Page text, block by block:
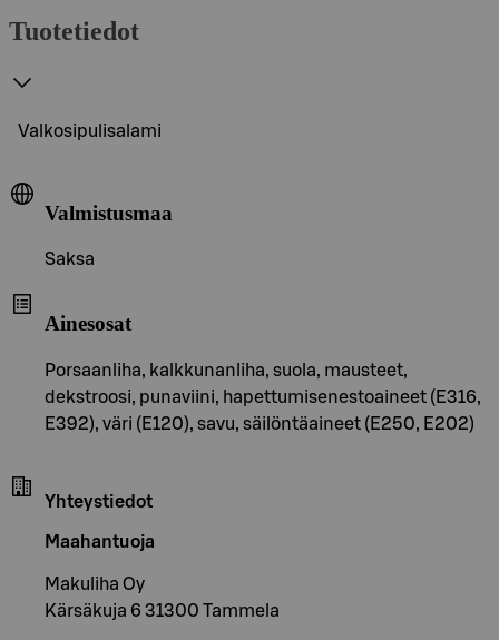
Tuotetiedot
Valkosipulisalami
Valmistusmaa
Saksa
Ainesosat
Porsaanliha, kalkkunanliha, suola, mausteet,
dekstroosi, punaviini, hapettumisenestoaineet (E316,
E392), väri (E120), savu, säilöntäaineet (E250, E202)
Yhteystiedot
Maahantuoja
Makuliha Oy
Kärsäkuja 6 31300 Tammela